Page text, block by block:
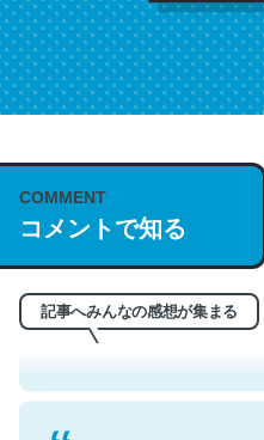
COMMENT
コメントで知る
記事へみんなの感想が集まる
これは名文。彼はとてもク
─今のこの状況が信じられるかい